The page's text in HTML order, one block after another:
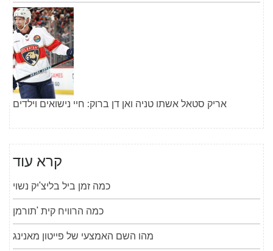
אריק סטאל אשתו טניה ואן דן ברוק: חיי נישואים וילדים
קרא עוד
כמה זמן ביל בליצ'יק נשוי
כמה הרוויח קית 'תורמן
מהו השם האמצעי של פייטון מאנינג